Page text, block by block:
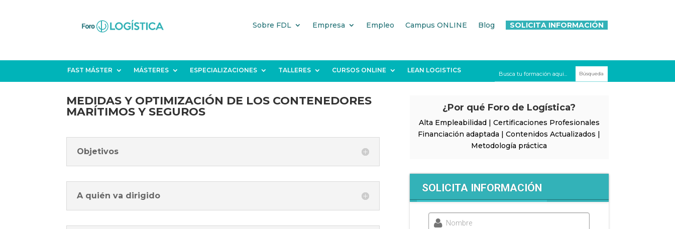
Sobre FDL Empresa Empleo Campus ONLINE Blog SOLICITA INFORMACIÓN
FAST MÁSTER MÁSTERES ESPECIALIZACIONES TALLERES CURSOS ONLINE LEAN LOGISTICS
MEDIDAS Y OPTIMIZACIÓN DE LOS CONTENEDORES
MARÍTIMOS Y SEGUROS
Objetivos
A quién va dirigido
¿Por qué Foro de Logística?
Alta Empleabilidad | Certificaciones Profesionales
Financiación adaptada | Contenidos Actualizados |
Metodología práctica
SOLICITA INFORMACIÓN
Nombre